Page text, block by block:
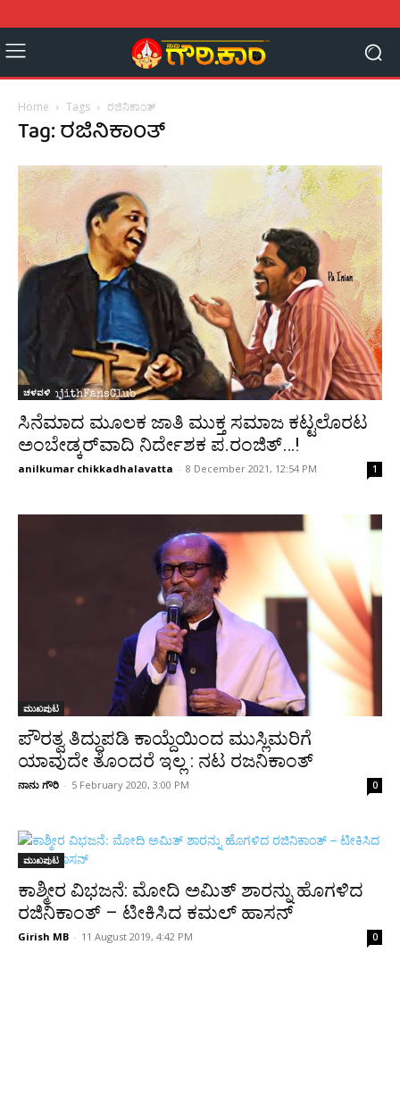
Home Tags ರಜಿನಿಕಾಂತ್
Tag: ರಜಿನಿಕಾಂತ್
ಚಳವಳಿ
ಸಿನೆಮಾದ ಮೂಲಕ ಜಾತಿ ಮುಕ್ತ ಸಮಾಜ ಕಟ್ಟಲೊರಟ
ಅಂಬೇಡ್ಕರ್‌ವಾದಿ ನಿರ್ದೇಶಕ ಪ.ರಂಜಿತ್‌…!
anilkumar chikkadhalavatta - 8 December 2021, 12:54 PM 1
ಮುಖಪುಟ
ಪೌರತ್ವ ತಿದ್ದುಪಡಿ ಕಾಯ್ದೆಯಿಂದ ಮುಸ್ಲಿಮರಿಗೆ
ಯಾವುದೇ ತೊಂದರೆ ಇಲ್ಲ : ನಟ ರಜನಿಕಾಂತ್
ನಾನು ಗೌರಿ - 5 February 2020, 3:00 PM 0
ಮುಖಪುಟ
ಕಾಶ್ಮೀರ ವಿಭಜನೆ: ಮೋದಿ ಅಮಿತ್ ಶಾರನ್ನು ಹೊಗಳಿದ
ರಜಿನಿಕಾಂತ್ – ಟೀಕಿಸಿದ ಕಮಲ್ ಹಾಸನ್
Girish MB - 11 August 2019, 4:42 PM 0